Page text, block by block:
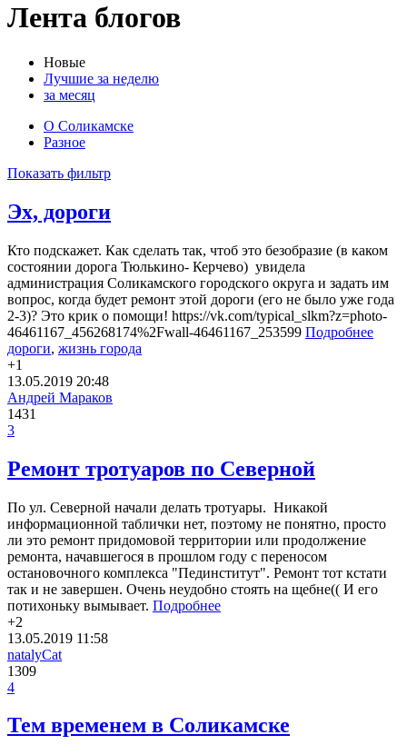
Лента блогов
Новые
Лучшие за неделю
за месяц
О Соликамске
Разное
Показать фильтр
Эх, дороги
Кто подскажет. Как сделать так, чтоб это безобразие (в каком
состоянии дорога Тюлькино- Керчево) увидела
администрация Соликамского городского округа и задать им
вопрос, когда будет ремонт этой дороги (его не было уже года
2-3)? Это крик о помощи! https://vk.com/typical_slkm?z=photo-
46461167_456268174%2Fwall-46461167_253599 Подробнее
дороги, жизнь города
+1
13.05.2019 20:48
Андрей Мараков
1431
3
Ремонт тротуаров по Северной
По ул. Северной начали делать тротуары. Никакой
информационной таблички нет, поэтому не понятно, просто
ли это ремонт придомовой территории или продолжение
ремонта, начавшегося в прошлом году с переносом
остановочного комплекса "Пединститут". Ремонт тот кстати
так и не завершен. Очень неудобно стоять на щебне(( И его
потихоньку вымывает. Подробнее
+2
13.05.2019 11:58
natalyCat
1309
4
Тем временем в Соликамске